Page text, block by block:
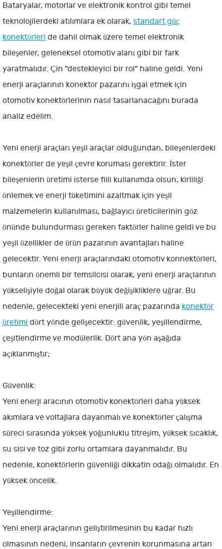
Bataryalar, motorlar ve elektronik kontrol gibi temel
teknolojilerdeki atılımlara ek olarak, standart güç
konektörleri de dahil olmak üzere temel elektronik
bileşenler, geleneksel otomotiv alanı gibi bir fark
yaratmalıdır. Çin "destekleyici bir rol" haline geldi. Yeni
enerji araçlarının konektör pazarını işgal etmek için
otomotiv konektörlerinin nasıl tasarlanacağını burada
analiz edelim.
Yeni enerji araçları yeşil araçlar olduğundan, bileşenlerdeki
konektörler de yeşil çevre koruması gerektirir. İster
bileşenlerin üretimi isterse fiili kullanımda olsun, kirliliği
önlemek ve enerji tüketimini azaltmak için yeşil
malzemelerin kullanılması, bağlayıcı üreticilerinin göz
önünde bulundurması gereken faktörler haline geldi ve bu
yeşil özellikler de ürün pazarının avantajları haline
gelecektir. Yeni enerji araçlarındaki otomotiv konnektörleri,
bunların önemli bir temsilcisi olarak, yeni enerji araçlarının
yükselişiyle doğal olarak büyük değişikliklere uğrar. Bu
nedenle, gelecekteki yeni enerjili araç pazarında konektör
üretimi dört yönde gelişecektir: güvenlik, yeşillendirme,
çeşitlendirme ve modülerlik. Dört ana yön aşağıda
açıklanmıştır;
Güvenlik:
Yeni enerji aracının otomotiv konektörleri daha yüksek
akımlara ve voltajlara dayanmalı ve konektörler çalışma
süreci sırasında yüksek yoğunluklu titreşim, yüksek sıcaklık,
su sisi ve toz gibi zorlu ortamlara dayanmalıdır. Bu
nedenle, konektörlerin güvenliği dikkatin odağı olmalıdır. En
yüksek öncelik.
Yeşillendirme:
Yeni enerji araçlarının geliştirilmesinin bu kadar hızlı
olmasının nedeni, insanların çevrenin korunmasına artan